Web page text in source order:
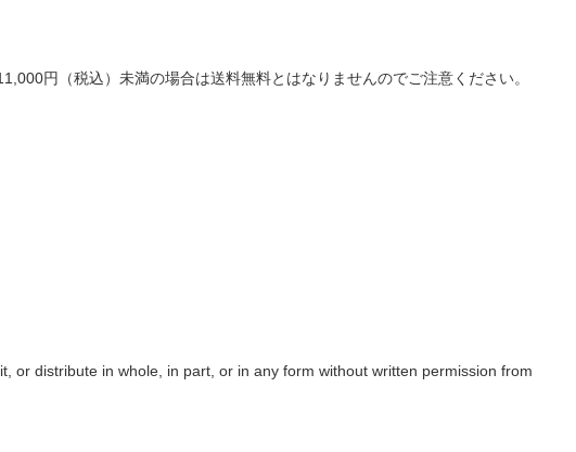
円（税込）未満の場合は送料無料とはなりませんのでご注意ください。
or distribute in whole, in part, or in any form without written permission from